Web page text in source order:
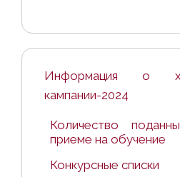
Информация о
кампании-2024
Количество
приеме на обучение
Конкурсные списки